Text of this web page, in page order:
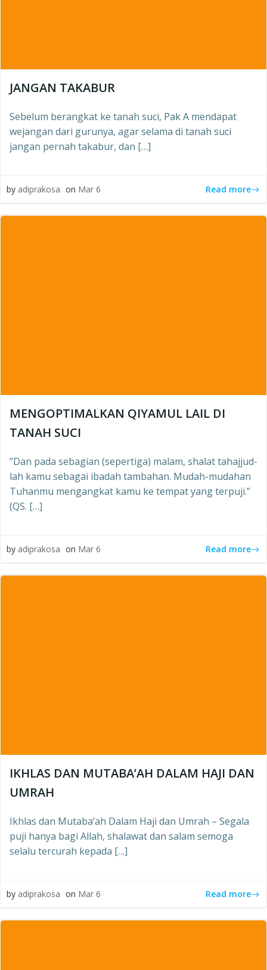
JANGAN TAKABUR
Sebelum berangkat ke tanah suci, Pak A mendapat
wejangan dari gurunya, agar selama di tanah suci
jangan pernah takabur, dan […]
by adiprakosa on Mar 6 Read more
MENGOPTIMALKAN QIYAMUL LAIL DI
TANAH SUCI
”Dan pada sebagian (sepertiga) malam, shalat tahajjud-
lah kamu sebagai ibadah tambahan. Mudah-mudahan
Tuhanmu mengangkat kamu ke tempat yang terpuji.”
(QS. […]
by adiprakosa on Mar 6 Read more
IKHLAS DAN MUTABA’AH DALAM HAJI DAN
UMRAH
Ikhlas dan Mutaba’ah Dalam Haji dan Umrah – Segala
puji hanya bagi Allah, shalawat dan salam semoga
selalu tercurah kepada […]
by adiprakosa on Mar 6 Read more